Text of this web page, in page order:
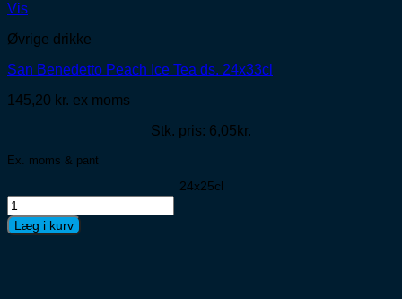
Vis
Øvrige drikke
San Benedetto Peach Ice Tea ds. 24x33cl
145,20 kr. ex moms
Stk. pris: 6,05kr.
Ex. moms & pant
24x25cl
San
Benedetto
Peach
Læg i kurv